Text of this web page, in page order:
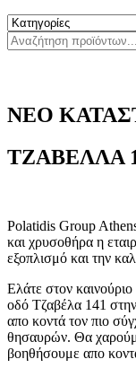
ΝΕΟ
ΤΖΑΒΕΛΛΑ
Polatidis Group
και χρυσοθήρα η
εξοπλισμό και την
Ελάτε στον
οδό Τζαβέλα 141 στην
απο κοντά τον πιο
θησαυρών. Θα
βοηθήσουμε απο